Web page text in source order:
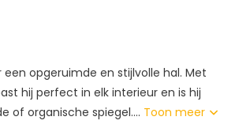
opgeruimde en stijlvolle hal. Met
hij perfect in elk interieur en is hij
of organische spiegel.... Toon meer